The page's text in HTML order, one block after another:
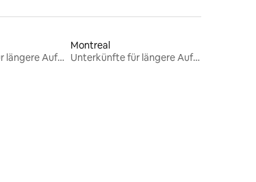
Unterkünfte für längere Aufenthalte
Montreal
Unterkünfte für längere Aufenthalte